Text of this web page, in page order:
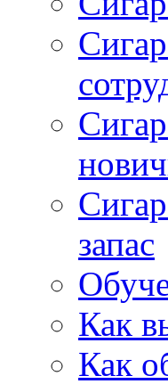
запас
Как
Как